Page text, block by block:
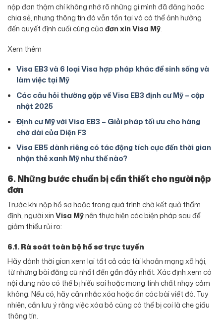
nộp đơn thậm chí không nhớ rõ những gì mình đã đăng hoặc
chia sẻ, nhưng thông tin đó vẫn tồn tại và có thể ảnh hưởng
đến quyết định cuối cùng củađơn xin Visa Mỹ.
Xem thêm
Visa EB3 và 6 loại Visa hợp pháp khác để sinh sống và
làm việc tại Mỹ
Các câu hỏi thường gặp về Visa EB3 định cư Mỹ – cập
nhật 2025
Định cư Mỹ với Visa EB3 – Giải pháp tối ưu cho hàng
chờ dài của Diện F3
Visa EB5 dành riêng có tác động tích cực đến thời gian
nhận thẻ xanh Mỹ như thế nào?
6. Những bước chuẩn bị cần thiết cho người nộp
đơn
Trước khi nộp hồ sơ hoặc trong quá trình chờ kết quả thẩm
định, người xinVisa Mỹnên thực hiện các biện pháp sau để
giảm thiểu rủi ro:
6.1. Rà soát toàn bộ hồ sơ trực tuyến
Hãy dành thời gian xem lại tất cả các tài khoản mạng xã hội,
từ những bài đăng cũ nhất đến gần đây nhất. Xác định xem có
nội dung nào có thể bị hiểu sai hoặc mang tính chất nhạy cảm
không. Nếu có, hãy cân nhắc xóa hoặc ẩn các bài viết đó. Tuy
nhiên, cần lưu ý rằng việc xóa bỏ cũng có thể bị coi là che giấu
thông tin.